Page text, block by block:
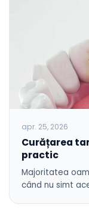
apr. 25, 2026
Curățarea
practic
Majoritatea
când nu simt